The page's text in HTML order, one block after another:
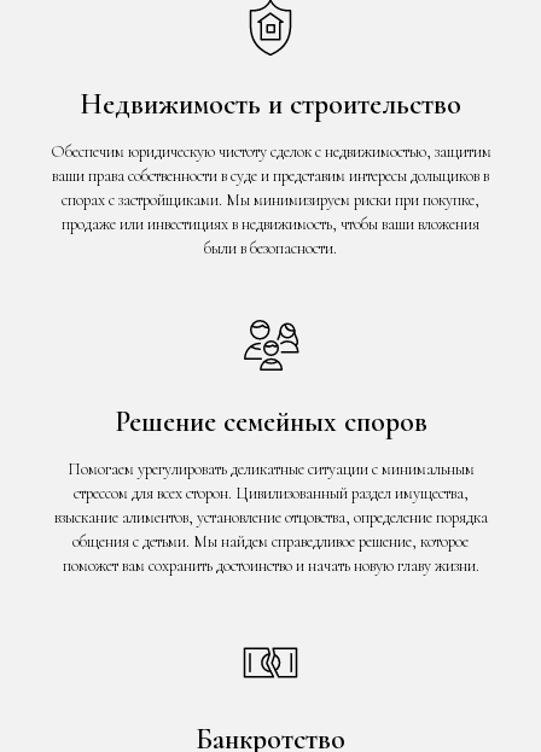
Недвижимость и строительство
Обеспечим юридическую чистоту сделок с недвижимостью, защитим
ваши права собственности в суде и представим интересы дольщиков в
спорах с застройщиками. Мы минимизируем риски при покупке,
продаже или инвестициях в недвижимость, чтобы ваши вложения
были в безопасности.
Решение семейных споров
Помогаем урегулировать деликатные ситуации с минимальным
стрессом для всех сторон. Цивилизованный раздел имущества,
взыскание алиментов, установление отцовства, определение порядка
общения с детьми. Мы найдем справедливое решение, которое
поможет вам сохранить достоинство и начать новую главу жизни.
Банкротство